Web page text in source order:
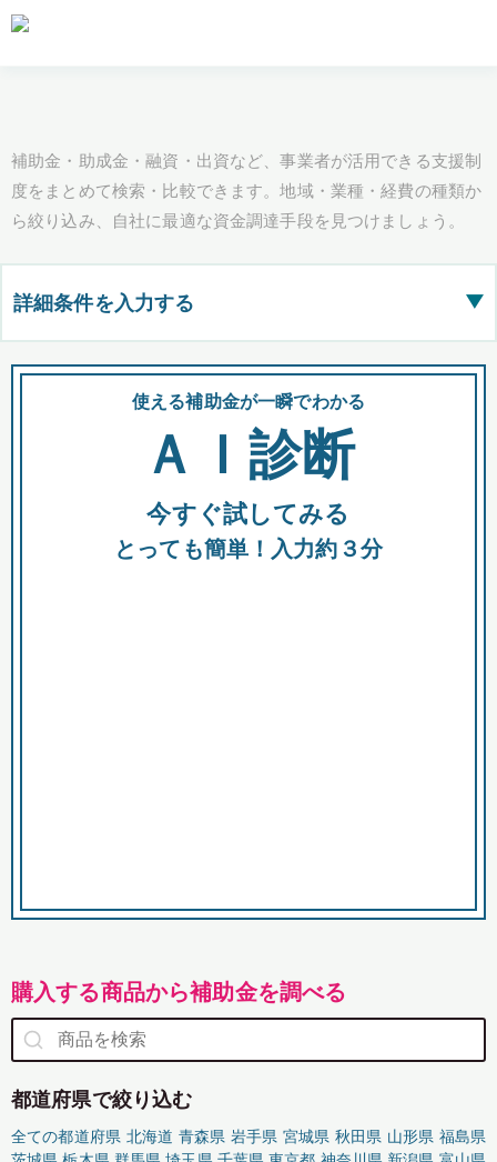
補助金・助成金・融資・出資など、事業者が活用できる支援制
度をまとめて検索・比較できます。地域・業種・経費の種類か
ら絞り込み、自社に最適な資金調達手段を見つけましょう。
詳細条件を入力する ▶
都道府県
全国の検索結果を含めて表示
助成金 融資 出資
使える補助金が一瞬でわかる
ＡＩ診断
今すぐ試してみる
とっても簡単！入力約３分
購入する商品から補助金を調べる
都道府県で絞り込む
全ての都道府県 北海道 青森県 岩手県 宮城県 秋田県 山形県 福島県